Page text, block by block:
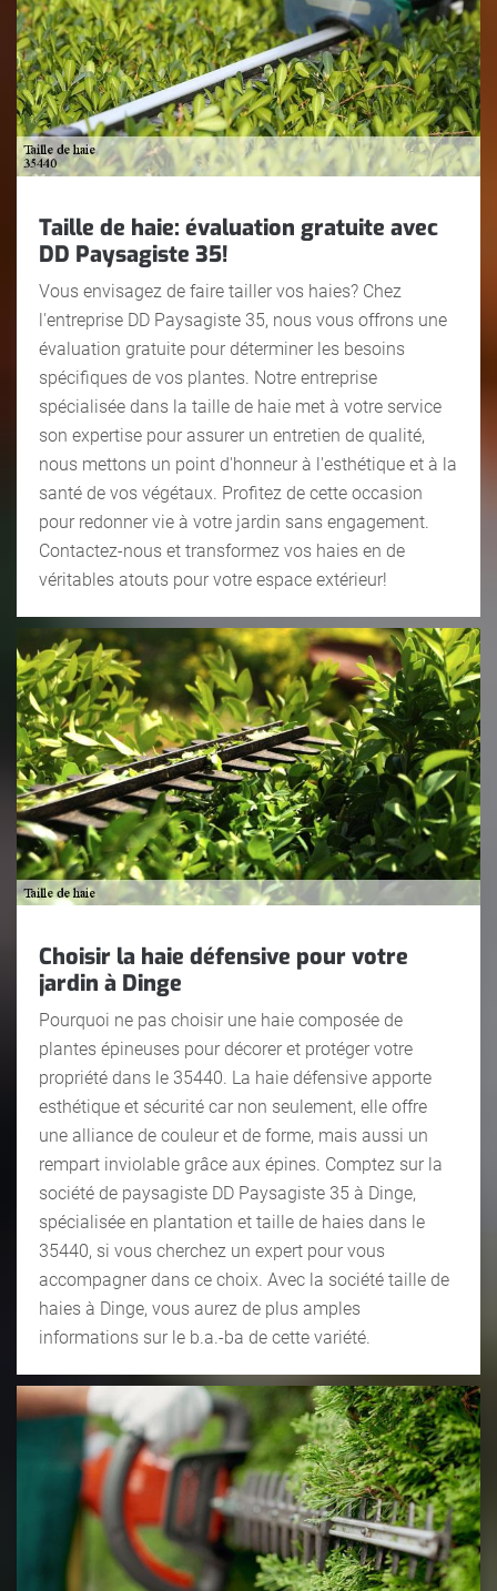
Taille de haie: évaluation gratuite avec
DD Paysagiste 35!
Vous envisagez de faire tailler vos haies? Chez
l'entreprise DD Paysagiste 35, nous vous offrons une
évaluation gratuite pour déterminer les besoins
spécifiques de vos plantes. Notre entreprise
spécialisée dans la taille de haie met à votre service
son expertise pour assurer un entretien de qualité,
nous mettons un point d'honneur à l'esthétique et à la
santé de vos végétaux. Profitez de cette occasion
pour redonner vie à votre jardin sans engagement.
Contactez-nous et transformez vos haies en de
véritables atouts pour votre espace extérieur!
Choisir la haie défensive pour votre
jardin à Dinge
Pourquoi ne pas choisir une haie composée de
plantes épineuses pour décorer et protéger votre
propriété dans le 35440. La haie défensive apporte
esthétique et sécurité car non seulement, elle offre
une alliance de couleur et de forme, mais aussi un
rempart inviolable grâce aux épines. Comptez sur la
société de paysagiste DD Paysagiste 35 à Dinge,
spécialisée en plantation et taille de haies dans le
35440, si vous cherchez un expert pour vous
accompagner dans ce choix. Avec la société taille de
haies à Dinge, vous aurez de plus amples
informations sur le b.a.-ba de cette variété.